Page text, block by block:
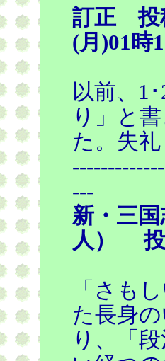
訂正 投
(月)01時
以前、1
り」と
た。失礼
---
新・三
人） 投
「さも
た長身
り、「